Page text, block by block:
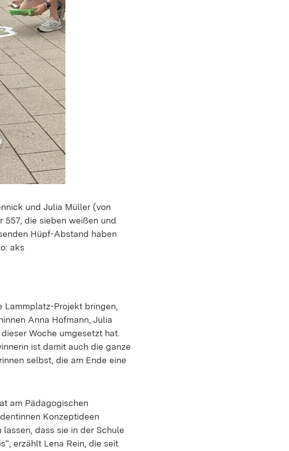
und Julia Müller (von
die sieben weißen und
Hüpf-Abstand haben
aks
Lammplatz-Projekt bringen,
Anna Hofmann, Julia
Woche umgesetzt hat.
ist damit auch die ganze
selbst, die am Ende eine
am Pädagogischen
Konzeptideen
dass sie in der Schule
erzählt Lena Rein, die seit